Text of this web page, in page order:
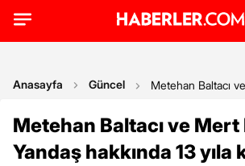
Anasayfa Güncel Metehan Baltacı
Metehan Baltacı ve Mert
Yandaş hakkında 13 yıla